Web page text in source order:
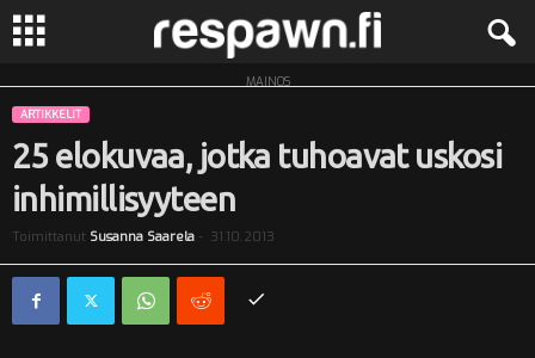
R
MAINOS
ARTIKKELIT
25 elokuvaa, jotka tuhoavat uskosi
inhimillisyyteen
Toimittanut Susanna Saarela - 31.10.2013